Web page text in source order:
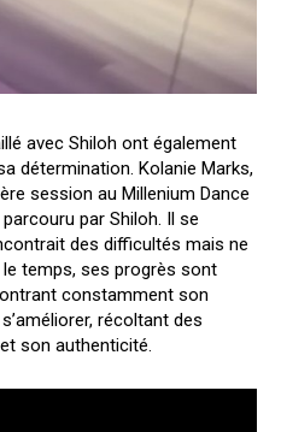
avec Shiloh ont également
détermination. Kolanie Marks,
session au Millenium Dance
par Shiloh. Il se
des difficultés mais ne
temps, ses progrès sont
constamment son
récoltant des
son authenticité.